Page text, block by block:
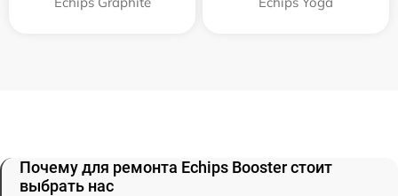
Почему для ремонта Echips Booster стоит
выбрать нас